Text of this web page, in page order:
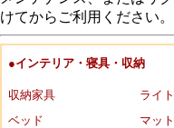
けてからご利用ください
●インテリア・寝具・収納
収納家具
ライ
ベッド
マッ